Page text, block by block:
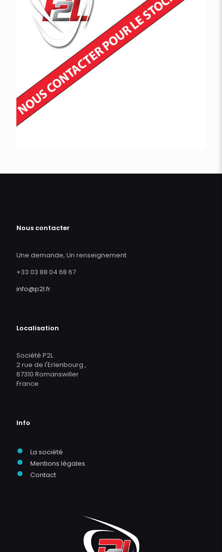
Nous contacter
Une demande, Un renseignement
+33 03 88 04 68 67
info@p2l.fr
Localisation
Société P2L
2 rue de l'Erlenbourg ,
67310 Romanswiller
France
Info
● La société
● Mentions légales
● Contact